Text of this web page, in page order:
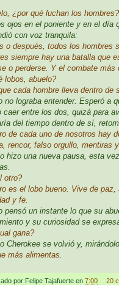
¿por qué luchan los hombres?
ojos en el poniente y en el día
con voz tranquila:
o después, todos los hombres
siempre hay una batalla que
o perderse. Y el combate más
lobos, abuelo?
cada hombre lleva dentro de
no lograba entender. Esperó a
caer entre los dos, quizá para
del tiempo dentro de sí,
de cada uno de nosotros hay
rencor, falso orgullo, mentiras
hizo una nueva pausa, esta
otro?
es el lobo bueno. Vive de paz,
y fe.
pensó un instante lo que su
y su curiosidad se
gana?
Cherokee se volvió y,
más alimentas.
por Felipe Tajafuerte en 7:00 20